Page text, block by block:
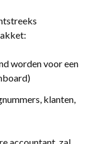
worden voor een
klanten,